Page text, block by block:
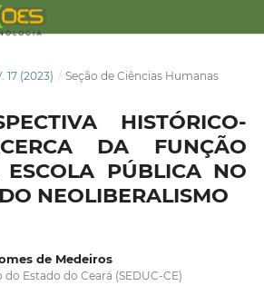
17 (2023) / Seção de Ciências Humanas
HISTÓRICO-
DA FUNÇÃO
PÚBLICA NO
NEOLIBERALISMO
de Medeiros
Estado do Ceará (SEDUC-CE)